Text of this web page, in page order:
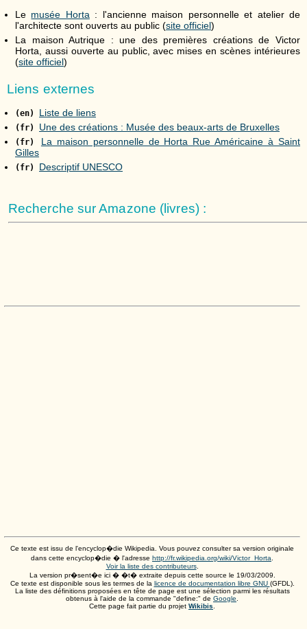
Le musée Horta : l'ancienne maison personnelle et atelier de
l'architecte sont ouverts au public (site officiel)
La maison Autrique : une des premières créations de Victor
Horta, aussi ouverte au public, avec mises en scènes intérieures
(site officiel)
Liens externes
(en) Liste de liens
(fr) Une des créations : Musée des beaux-arts de Bruxelles
(fr) La maison personnelle de Horta Rue Américaine à Saint
Gilles
(fr) Descriptif UNESCO
Recherche sur Amazone (livres) :
Ce texte est issu de l'encyclop�die Wikipedia. Vous pouvez consulter sa version originale
dans cette encyclop�die � l'adresse http://fr.wikipedia.org/wiki/Victor_Horta
Voir la liste des contributeurs.
La version pr�sent�e ici � �t� extraite depuis cette source le 19/03/2009
Ce texte est disponible sous les termes de la licence de documentation libre GNU (GFDL).
La liste des définitions proposées en tête de page est une sélection parmi les résultats
obtenus à l'aide de la commande "define:" de Google
Cette page fait partie du projet Wikibis